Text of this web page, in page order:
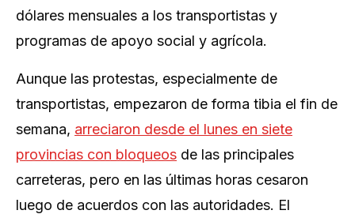
dólares mensuales a los transportistas y
programas de apoyo social y agrícola.
Aunque las protestas, especialmente de
transportistas, empezaron de forma tibia el fin de
semana, arreciaron desde el lunes en siete
provincias con bloqueos de las principales
carreteras, pero en las últimas horas cesaron
luego de acuerdos con las autoridades. El